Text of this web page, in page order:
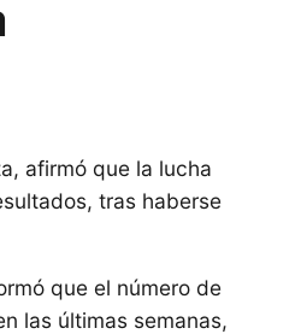
afirmó que la lucha
tras haberse
que el número de
las últimas semanas,